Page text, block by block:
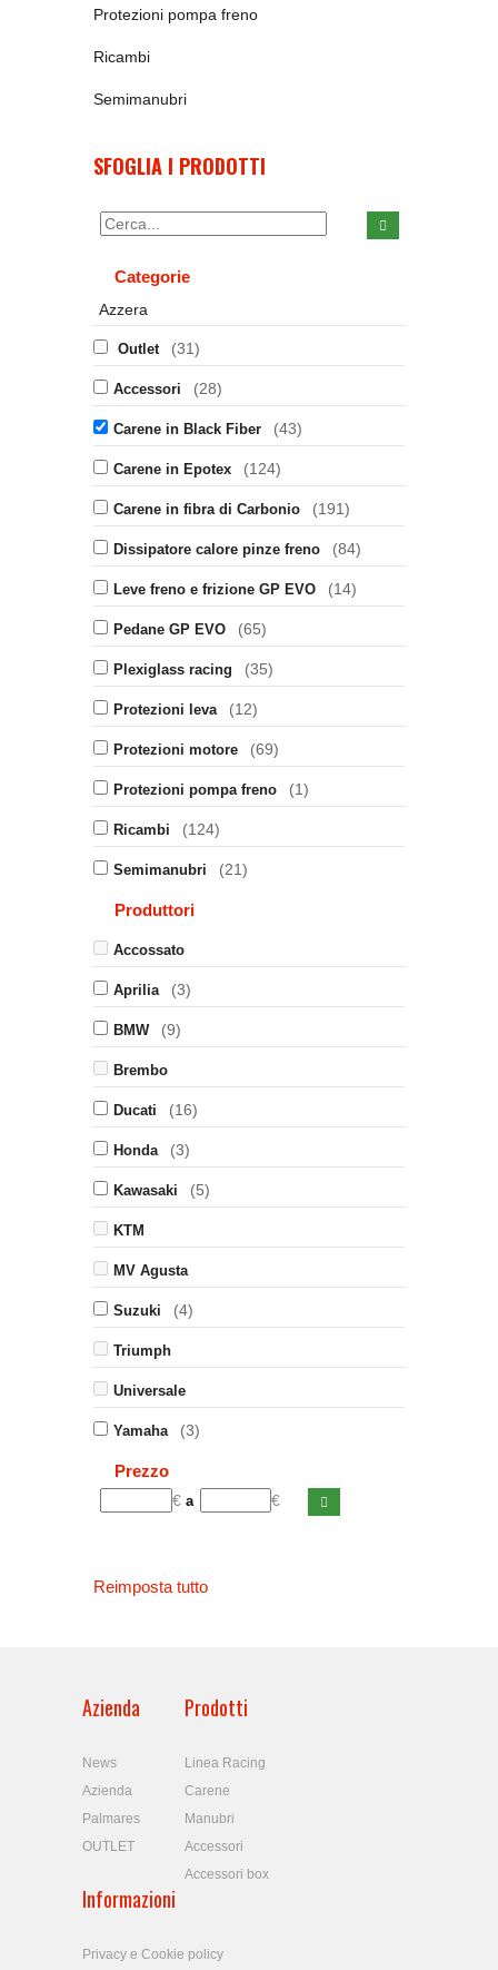
Protezioni pompa freno
Ricambi
Semimanubri
SFOGLIA I PRODOTTI
Categorie
Azzera
Outlet (31)
Accessori (28)
Carene in Black Fiber (43)
Carene in Epotex (124)
Carene in fibra di Carbonio (191)
Dissipatore calore pinze freno (84)
Leve freno e frizione GP EVO (14)
Pedane GP EVO (65)
Plexiglass racing (35)
Protezioni leva (12)
Protezioni motore (69)
Protezioni pompa freno (1)
Ricambi (124)
Semimanubri (21)
Produttori
Accossato
Aprilia (3)
BMW (9)
Brembo
Ducati (16)
Honda (3)
Kawasaki (5)
KTM
MV Agusta
Suzuki (4)
Triumph
Universale
Yamaha (3)
Prezzo
€ a €
Reimposta tutto
Azienda
News
Azienda
Palmares
OUTLET
Prodotti
Linea Racing
Carene
Manubri
Accessori
Accessori box
Informazioni
Privacy e Cookie policy